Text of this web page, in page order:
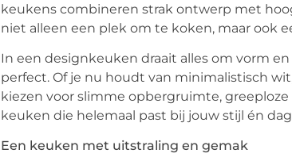
keukens combineren strak ontwerp met
niet alleen een plek om te koken, maar ook
In een designkeuken draait alles om vorm
perfect. Of je nu houdt van minimalistisch
kiezen voor slimme opbergruimte,
keuken die helemaal past bij jouw stijl én
Een keuken met uitstraling en gemak